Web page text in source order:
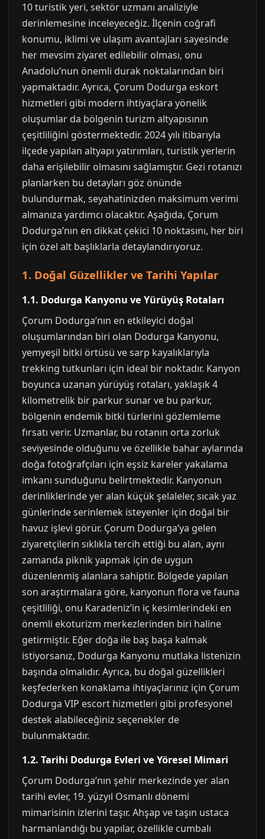
10 turistik yeri, sektör uzmanı analiziyle
derinlemesine inceleyeceğiz. İlçenin coğrafi
konumu, iklimi ve ulaşım avantajları sayesinde
her mevsim ziyaret edilebilir olması, onu
Anadolu’nun önemli durak noktalarından biri
yapmaktadır. Ayrıca, Çorum Dodurga eskort
hizmetleri gibi modern ihtiyaçlara yönelik
oluşumlar da bölgenin turizm altyapısının
çeşitliliğini göstermektedir. 2024 yılı itibarıyla
ilçede yapılan altyapı yatırımları, turistik yerlerin
daha erişilebilir olmasını sağlamıştır. Gezi rotanızı
planlarken bu detayları göz önünde
bulundurmak, seyahatinizden maksimum verimi
almanıza yardımcı olacaktır. Aşağıda, Çorum
Dodurga’nın en dikkat çekici 10 noktasını, her biri
için özel alt başlıklarla detaylandırıyoruz.
1. Doğal Güzellikler ve Tarihi Yapılar
1.1. Dodurga Kanyonu ve Yürüyüş Rotaları
Çorum Dodurga’nın en etkileyici doğal
oluşumlarından biri olan Dodurga Kanyonu,
yemyeşil bitki örtüsü ve sarp kayalıklarıyla
trekking tutkunları için ideal bir noktadır. Kanyon
boyunca uzanan yürüyüş rotaları, yaklaşık 4
kilometrelik bir parkur sunar ve bu parkur,
bölgenin endemik bitki türlerini gözlemleme
fırsatı verir. Uzmanlar, bu rotanın orta zorluk
seviyesinde olduğunu ve özellikle bahar aylarında
doğa fotoğrafçıları için eşsiz kareler yakalama
imkanı sunduğunu belirtmektedir. Kanyonun
derinliklerinde yer alan küçük şelaleler, sıcak yaz
günlerinde serinlemek isteyenler için doğal bir
havuz işlevi görür. Çorum Dodurga’ya gelen
ziyaretçilerin sıklıkla tercih ettiği bu alan, aynı
zamanda piknik yapmak için de uygun
düzenlenmiş alanlara sahiptir. Bölgede yapılan
son araştırmalara göre, kanyonun flora ve fauna
çeşitliliği, onu Karadeniz’in iç kesimlerindeki en
önemli ekoturizm merkezlerinden biri haline
getirmiştir. Eğer doğa ile baş başa kalmak
istiyorsanız, Dodurga Kanyonu mutlaka listenizin
başında olmalıdır. Ayrıca, bu doğal güzellikleri
keşfederken konaklama ihtiyaçlarınız için Çorum
Dodurga VIP escort hizmetleri gibi profesyonel
destek alabileceğiniz seçenekler de
bulunmaktadır.
1.2. Tarihi Dodurga Evleri ve Yöresel Mimari
Çorum Dodurga’nın şehir merkezinde yer alan
tarihi evler, 19. yüzyıl Osmanlı dönemi
mimarisinin izlerini taşır. Ahşap ve taşın ustaca
harmanlandığı bu yapılar, özellikle cumbalı